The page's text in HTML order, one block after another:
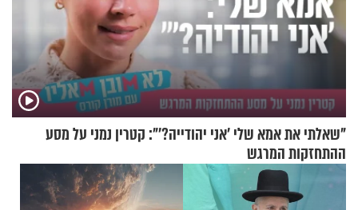
"שאלתי את אמא שלי 'אני יהודייה?'": קטרין נמני על מסע
ההתחזקות המרגש